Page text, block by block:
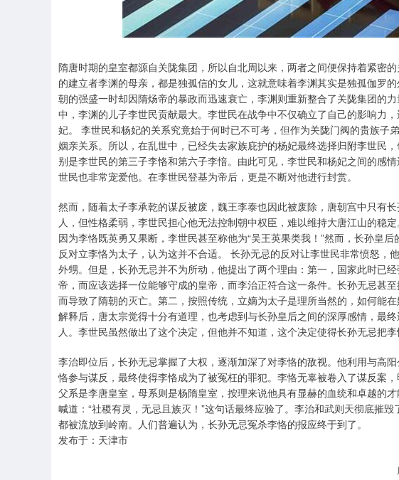
隋唐时期的皇室都源自关陇集团，所以自北周以来，两者之间便保持着紧密
的建立者李渊的母亲，都是独孤信的女儿，这就意味着李渊其实是独孤伽罗
朝的强盛一时却因隋炀帝的暴政而迅速衰亡，李渊则重新整合了关陇集团的
中，李渊的儿子李世民贡献最大。李世民在战争中不仅确立了自己的影响
妃。 李世民和杨妃的关系究竟始于何时已不可考，但作为关陇门阀的贵族子
姻亲关系。所以，在乱世中，已经失去家族庇护的杨妃最终选择归附李世民
别是李世民的第三子李恪和第六子李愔。由此可见，李世民和杨妃之间的感
世民也非常宠爱他。在李世民登基为帝后，更是不断对他进行封赏。
然而，随着太子李承乾的谋反被废，魏王李泰也因此被废除，唐朝宫中只有
人，但性格柔弱，李世民担心他无法控制朝中权臣，难以维持大唐江山的稳
因为李恪既英勇又果断，李世民甚至称他为“吴王英果类我！”然而，长孙皇
反对立李恪为太子，认为这并不合适。 长孙无忌的反对让李世民非常愤怒，
外甥。但是，长孙无忌并不为所动，他提出了两个理由：第一，国家此时已
帝，而应该选择一位能够守成的皇帝，而李治正符合这一条件。长孙无忌甚
而导致了隋朝的灭亡。第二，按照传统，立嫡为太子是理所当然的，如何能
解释后，唐太宗觉得十分有道理，也考虑到与长孙皇后之间的深厚感情，最
人。李世民虽然做出了这个决定，但他并不知道，这个决定使得长孙无忌把
李治即位后，长孙无忌掌握了大权，逐渐加深了对李恪的敌视。他利用与高
恪参与谋反，最终使得李恪成为了被冤枉的罪犯。李恪无辜被卷入了谋反案
父系是李唐皇室，母系则是杨隋皇室，按理来说他具有显赫的血统和卓越的
喊道：“社稷有灵，无忌且族灭！”这句话最终应验了。李治和武则天彻底摧
都被流放到岭南。人们普遍认为，长孙无忌冤杀李恪的报应终于到了。
发布于：天津市